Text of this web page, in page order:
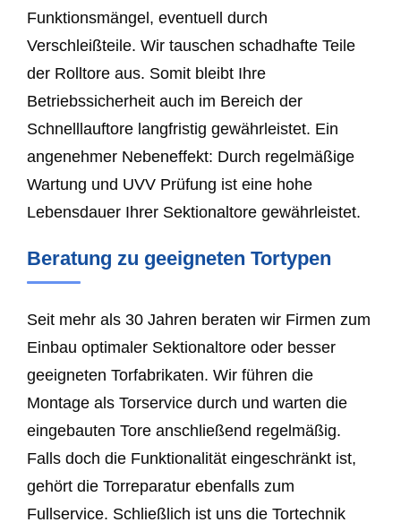
Funktionsmängel, eventuell durch
Verschleißteile. Wir tauschen schadhafte Teile
der Rolltore aus. Somit bleibt Ihre
Betriebssicherheit auch im Bereich der
Schnelllauftore langfristig gewährleistet. Ein
angenehmer Nebeneffekt: Durch regelmäßige
Wartung und UVV Prüfung ist eine hohe
Lebensdauer Ihrer Sektionaltore gewährleistet.
Beratung zu geeigneten Tortypen
Seit mehr als 30 Jahren beraten wir Firmen zum
Einbau optimaler Sektionaltore oder besser
geeigneten Torfabrikaten. Wir führen die
Montage als Torservice durch und warten die
eingebauten Tore anschließend regelmäßig.
Falls doch die Funktionalität eingeschränkt ist,
gehört die Torreparatur ebenfalls zum
Fullservice. Schließlich ist uns die Tortechnik